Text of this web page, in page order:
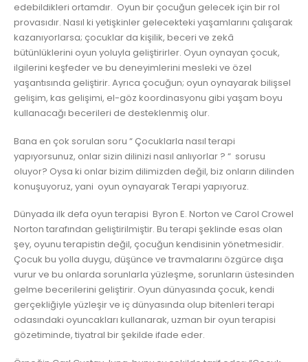
edebildikleri ortamdır. Oyun bir çocuğun gelecek için bir rol
provasıdır. Nasıl ki yetişkinler gelecekteki yaşamlarını çalışarak
kazanıyorlarsa; çocuklar da kişilik, beceri ve zekâ
bütünlüklerini oyun yoluyla geliştirirler. Oyun oynayan çocuk,
ilgilerini keşfeder ve bu deneyimlerini mesleki ve özel
yaşantısında geliştirir. Ayrıca çocuğun; oyun oynayarak bilişsel
gelişim, kas gelişimi, el-göz koordinasyonu gibi yaşam boyu
kullanacağı becerileri de desteklenmiş olur.
Bana en çok sorulan soru “ Çocuklarla nasıl terapi
yapıyorsunuz, onlar sizin dilinizi nasıl anlıyorlar ? “ sorusu
oluyor? Oysa ki onlar bizim dilimizden değil, biz onların dilinden
konuşuyoruz, yani oyun oynayarak Terapi yapıyoruz.
Dünyada ilk defa oyun terapisi Byron E. Norton ve Carol Crowel
Norton tarafından geliştirilmiştir. Bu terapi şeklinde esas olan
şey, oyunu terapistin değil, çocuğun kendisinin yönetmesidir.
Çocuk bu yolla duygu, düşünce ve travmalarını özgürce dışa
vurur ve bu onlarda sorunlarla yüzleşme, sorunların üstesinden
gelme becerilerini geliştirir. Oyun dünyasında çocuk, kendi
gerçekliğiyle yüzleşir ve iç dünyasında olup bitenleri terapi
odasındaki oyuncakları kullanarak, uzman bir oyun terapisi
gözetiminde, tiyatral bir şekilde ifade eder.